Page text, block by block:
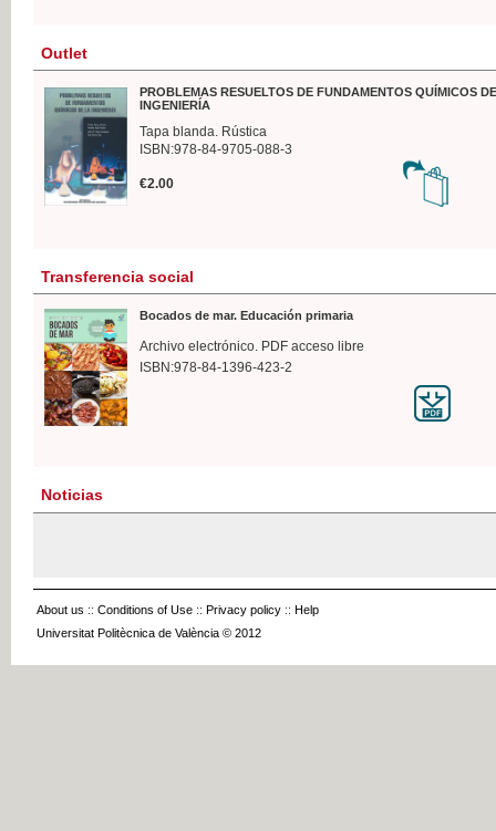
Outlet
PROBLEMAS RESUELTOS DE FUNDAMENTOS QUÍMICOS
INGENIERÍA
Tapa blanda. Rústica
ISBN:978-84-9705-088-3
€2.00
Transferencia social
Bocados de mar. Educación primaria
Archivo electrónico. PDF acceso libre
ISBN:978-84-1396-423-2
Noticias
About us :: Conditions of Use :: Privacy policy :: Help
Universitat Politècnica de València © 2012